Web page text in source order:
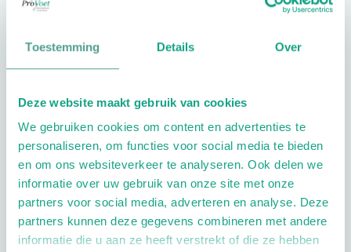
Toestemming Details Over
Deze website maakt gebruik van cookies
We gebruiken cookies om content en advertenties te
personaliseren, om functies voor social media te bieden
en om ons websiteverkeer te analyseren. Ook delen we
informatie over uw gebruik van onze site met onze
partners voor social media, adverteren en analyse. Deze
partners kunnen deze gegevens combineren met andere
informatie die u aan ze heeft verstrekt of die ze hebben
Schrijf ook een review
Extra opties